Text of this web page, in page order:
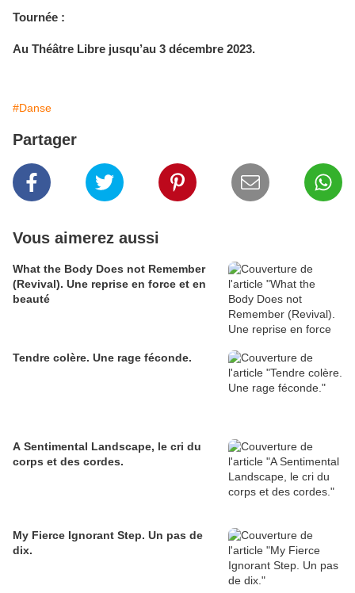
Tournée :
Au Théâtre Libre jusqu’au 3 décembre 2023.
#Danse
Partager
Vous aimerez aussi
What the Body Does not Remember
(Revival). Une reprise en force et en
beauté
Tendre colère. Une rage féconde.
A Sentimental Landscape, le cri du
corps et des cordes.
My Fierce Ignorant Step. Un pas de
dix.